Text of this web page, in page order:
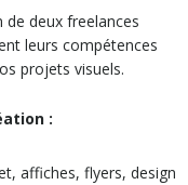
de deux freelances
leurs compétences
projets visuels.
:
affiches, flyers, design